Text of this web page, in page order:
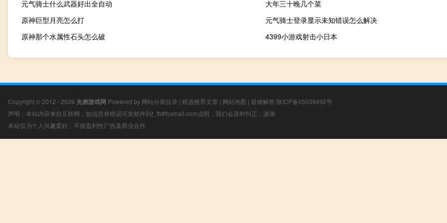
元气骑士什么武器好出全自动
大年三十晚几个菜
原神巨型月亮怎么打
元气骑士登录显示未知错误怎么解决
原神那个水属性石头怎么破
4399小游戏射击小日本
Copyright © 2012 - 2026 光彪游戏网 Powered by 网站分类目录 | 精选推荐文章 | 网站地图 | 疑难解答 陕ICP备05039492号
声明：本站内容来自互联网，如信息有错误可发邮件到f_fb#foxmail.com说明，我们会及时纠正，谢谢
本站仅为个人兴趣爱好，不接盈利性广告及商业合作